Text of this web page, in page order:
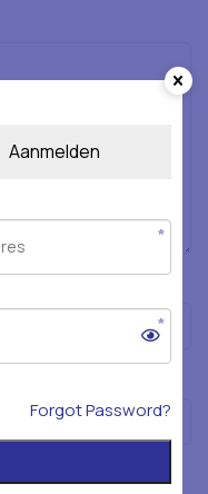
opslaan in deze
Aanmelden
Forgot Password?